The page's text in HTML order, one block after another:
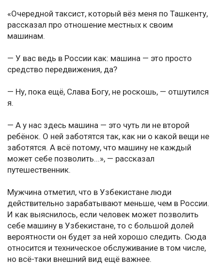
«Очередной таксист, который вёз меня по Ташкенту,
рассказал про отношение местных к своим
машинам.
— У вас ведь в России как: машина — это просто
средство передвижения, да?
— Ну, пока ещё, Слава Богу, не роскошь, — отшутился
я.
— А у нас здесь машина — это чуть ли не второй
ребёнок. О ней заботятся так, как ни о какой вещи не
заботятся. А всё потому, что машину не каждый
может себе позволить...», — рассказал
путешественник.
Мужчина отметил, что в Узбекистане люди
действительно зарабатывают меньше, чем в России.
И как выяснилось, если человек может позволить
себе машину в Узбекистане, то с большой долей
вероятности он будет за ней хорошо следить. Сюда
относится и техническое обслуживание в том числе,
но всё-таки внешний вид ещё важнее.